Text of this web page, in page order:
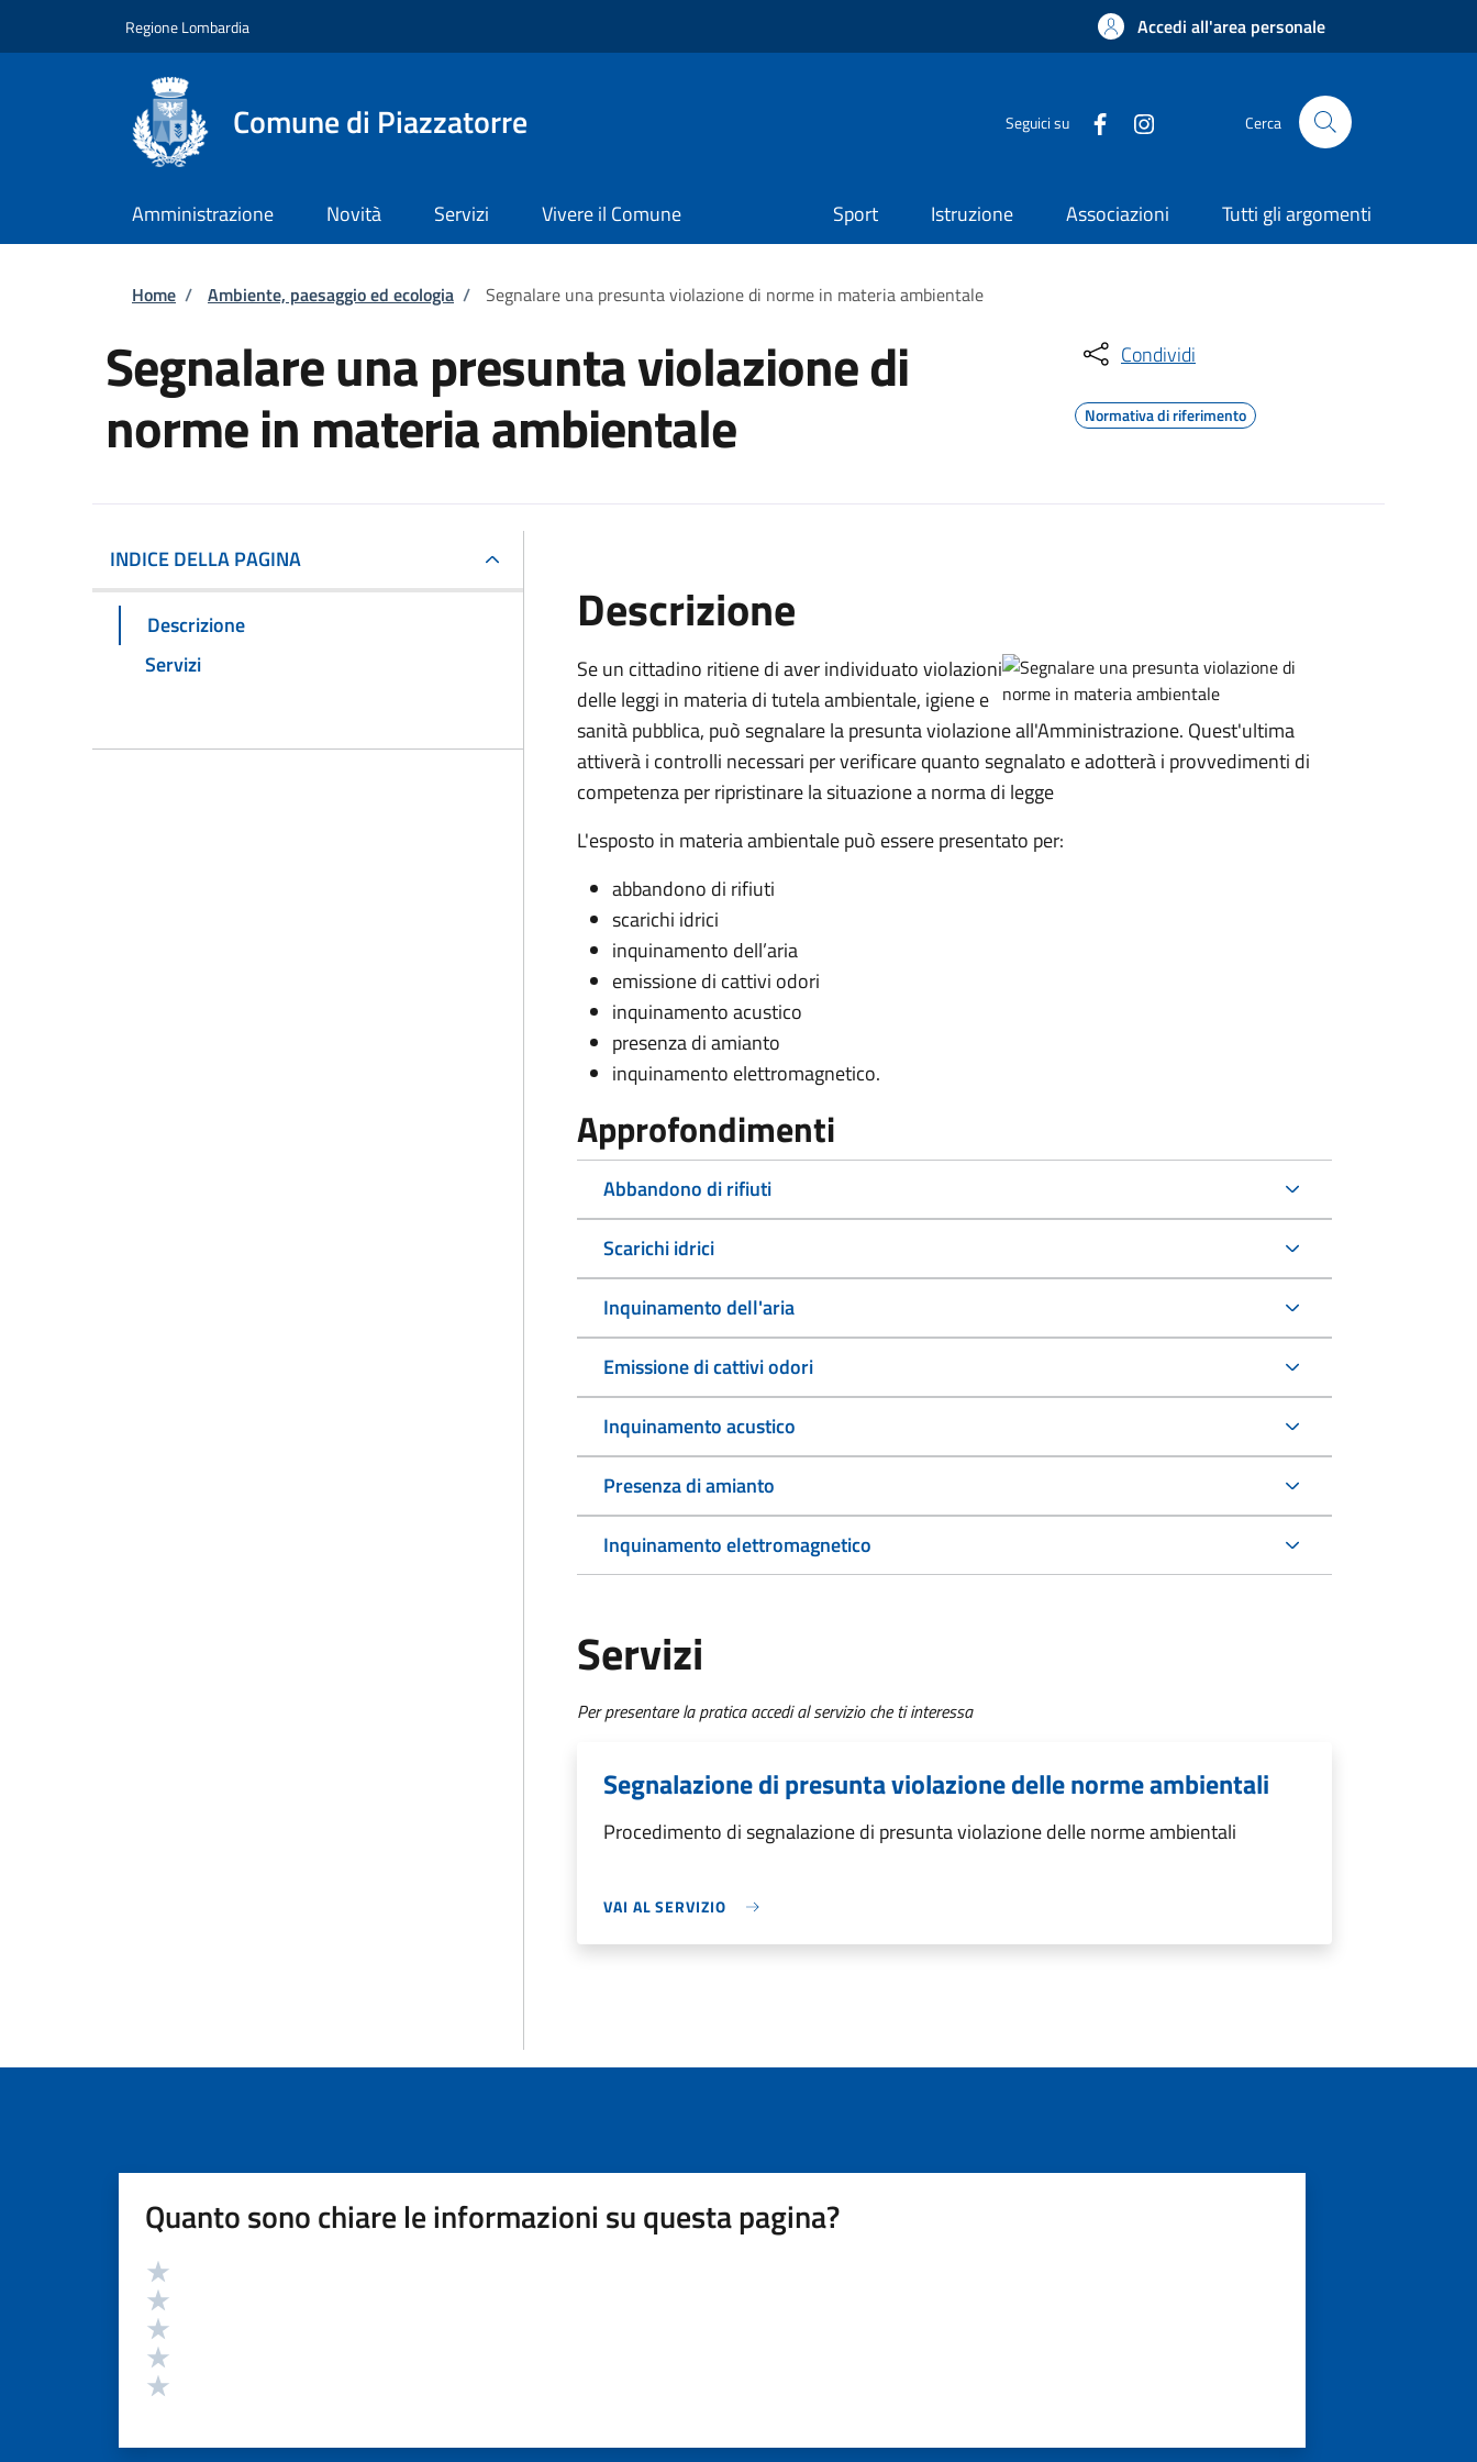
Regione Lombardia Accedi all'area personale
Comune di Piazzatorre Seguici su Cerca
Amministrazione Novità Servizi Vivere il Comune Sport Istruzione Associazioni Tutti gli argomenti
Briciole di pane
Home / Ambiente, paesaggio ed ecologia / Segnalare una presunta violazione di norme in materia ambientale
Segnalare una presunta violazione di
norme in materia ambientale
Condividi
Normativa di riferimento
INDICE DELLA PAGINA
Descrizione
Servizi
Descrizione
Se un cittadino ritiene di aver individuato violazioni
delle leggi in materia di tutela ambientale, igiene e
sanità pubblica, può segnalare la presunta violazione all'Amministrazione. Quest'ultima
attiverà i controlli necessari per verificare quanto segnalato e adotterà i provvedimenti di
competenza per ripristinare la situazione a norma di legge
L'esposto in materia ambientale può essere presentato per:
abbandono di rifiuti
scarichi idrici
inquinamento dell’aria
emissione di cattivi odori
inquinamento acustico
presenza di amianto
inquinamento elettromagnetico.
Approfondimenti
Abbandono di rifiuti
Scarichi idrici
Inquinamento dell'aria
Emissione di cattivi odori
Inquinamento acustico
Presenza di amianto
Inquinamento elettromagnetico
Servizi
Per presentare la pratica accedi al servizio che ti interessa
Segnalazione di presunta violazione delle norme ambientali
Procedimento di segnalazione di presunta violazione delle norme ambientali
VAI AL SERVIZIO
Quanto sono chiare le informazioni su questa pagina?
Valutazione